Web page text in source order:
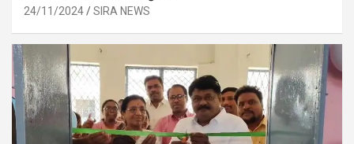
24/11/2024 SIRA NEWS